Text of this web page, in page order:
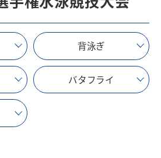
背泳ぎ
バタフライ